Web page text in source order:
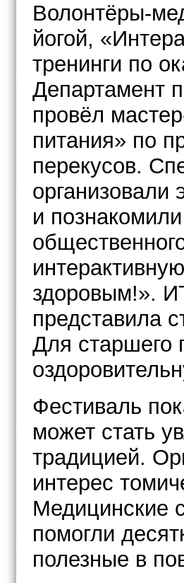
Волонтёры-
йогой,
тренинги по
Департамент
провёл
питания» по
перекусов.
организовали
и
здоровым!».
представила
Для старшего
Фестиваль
может стать
традицией.
интерес
Медицинские
помогли
полезные в